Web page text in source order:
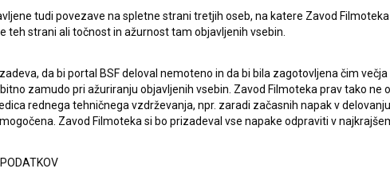
PARTNERJI PRIJAVITE SE NA BSF NOVIČNIK:
tudi povezave na spletne strani tretjih oseb, na katere Zavod
teh strani ali točnost in ažurnost tam objavljenih vsebin.
da bi portal BSF deloval nemoteno in da bi bila zagotovljena čim
zamudo pri ažuriranju objavljenih vsebin. Zavod Filmoteka prav tako ne
rednega tehničnega vzdrževanja, npr. zaradi začasnih napak v
Zavod Filmoteka si bo prizadeval vse napake odpraviti v